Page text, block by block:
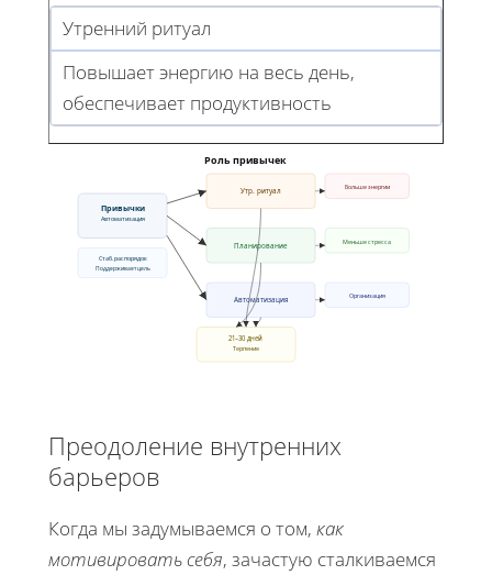
Утренний ритуал
Повышает энергию на весь день,
обеспечивает продуктивность
Роль привычек
Привычки
Автоматизация
Утр. ритуал
Планирование
Автоматизация
Больше энергии
Меньше стресса
Организация
21–30 дней
Терпение
Стаб. распорядок
Поддерживает цель
Преодоление внутренних
барьеров
Когда мы задумываемся о том, как
мотивировать себя, зачастую сталкиваемся